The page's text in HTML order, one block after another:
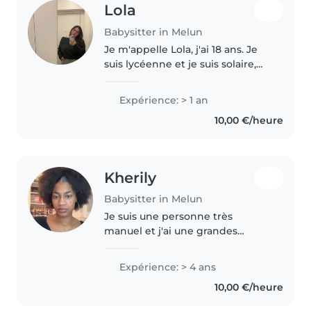
Lola
Babysitter in Melun
Je m'appelle Lola, j'ai 18 ans. Je
suis lycéenne et je suis solaire,
Expérience: > 1 an
10,00 €/heure
Kherily
Babysitter in Melun
Je suis une personne très
manuel et j'ai une grandes
garder des enfants notamment
mon petit frère de 7 ans J'ai aussi
eu un contrat de 6 mois avec
Expérience: > 4 ans
10,00 €/heure